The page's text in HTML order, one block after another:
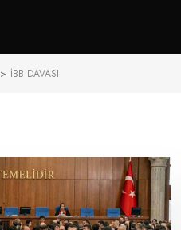
> IBB DAVASI